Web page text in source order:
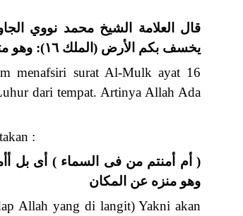
قال العلامة الشيخ محمد نووي
يخسف بكم الأرض (الملك ١٦): وهو متعال عن المكان
menafsiri surat Al-Mulk ayat 16
dari tempat. Artinya Allah Ada
:
( أم أمنتم من فى السماء ) أى بل
وهو منزه عن المكان
Allah yang di langit) Yakni akan